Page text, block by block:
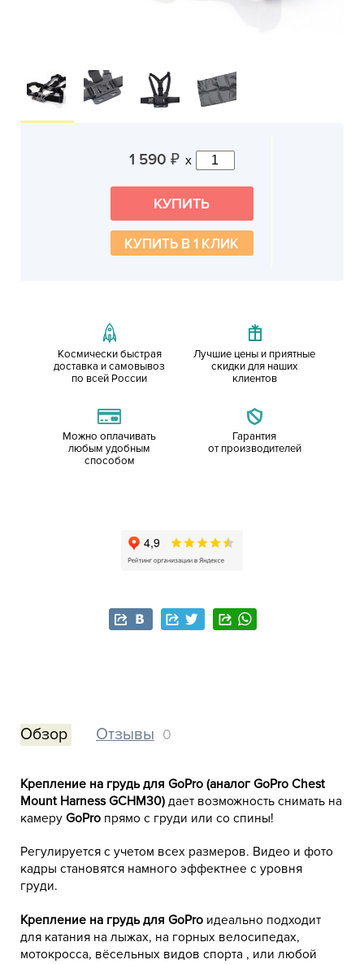
1 590 ₽ x
КУПИТЬ В 1 КЛИК
Космически быстрая
доставка и самовывоз
по всей России
Лучшие цены и приятные
скидки для наших
клиентов
Можно оплачивать
любым удобным
способом
Гарантия
от производителей
Обзор Отзывы 0
Крепление на грудь для GoPro (аналог GoPro Chest
Mount Harness GCHM30) дает возможность снимать на
камеру GoPro прямо с груди или со спины!
Регулируется с учетом всех размеров. Видео и фото
кадры становятся намного эффектнее с уровня
груди.
Крепление на грудь для GoPro идеально подходит
для катания на лыжах, на горных велосипедах,
мотокросса, вёсельных видов спорта , или любой